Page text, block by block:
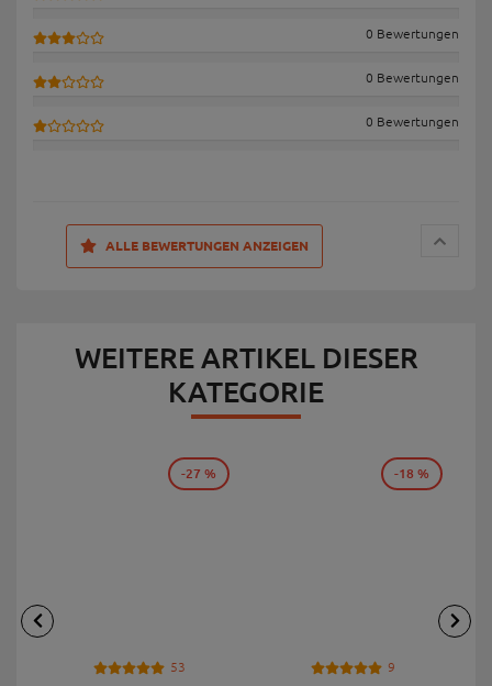
0 Bewertungen
0 Bewertungen
0 Bewertungen
ALLE BEWERTUNGEN ANZEIGEN
WEITERE ARTIKEL DIESER
KATEGORIE
53
-27 %
9
-18 %